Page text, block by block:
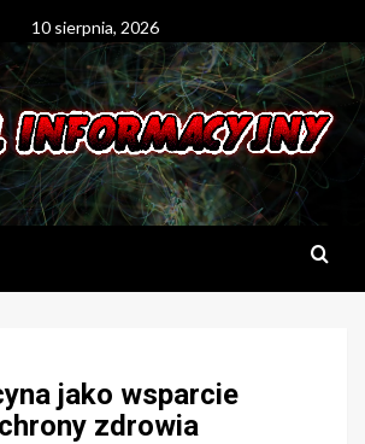
10 sierpnia, 2026
jako wsparcie
zdrowia